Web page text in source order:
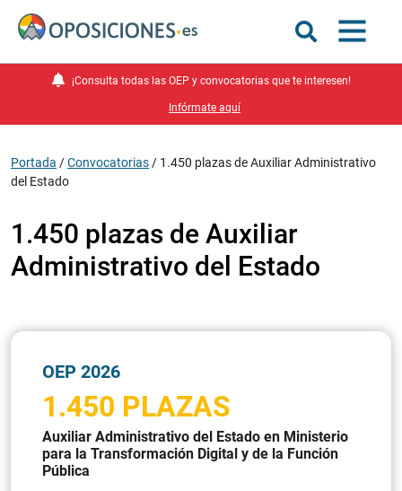
¡Consulta todas las OEP y convocatorias que te interesen!
Infórmate aquí
Portada /Convocatorias / 1.450 plazas de Auxiliar Administrativo
del Estado
1.450 plazas de Auxiliar
Administrativo del Estado
OEP 2026
1.450 PLAZAS
Auxiliar Administrativo del Estado en Ministerio
para la Transformación Digital y de la Función
Pública